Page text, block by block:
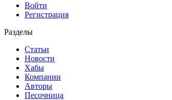
Войти
Регистрация
Разделы
Статьи
Новости
Хабы
Компании
Авторы
Песочница